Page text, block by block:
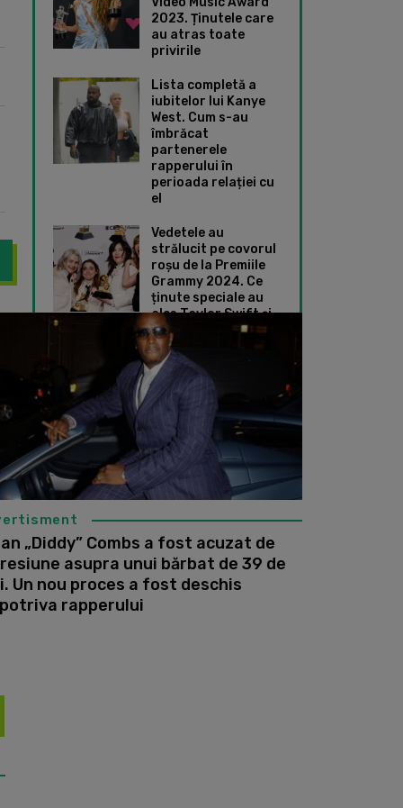
2023. Ținutele care
au atras toate
privirile
Lista completă a
iubitelor lui Kanye
West. Cum s-au
îmbrăcat
partenerele
rapperului în
perioada relației cu
el
Vedetele au
strălucit pe covorul
roșu de la Premiile
Grammy 2024. Ce
ținute speciale au
ales Taylor Swift și
Dua Lipa
a fost dat în judecată pentru încălcarea drepturilor de autor,
„Diddy” Combs a fost acuzat de
asupra unui bărbat de 39 de
Un nou proces a fost deschis
rapperului